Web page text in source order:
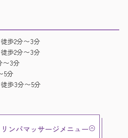
歩2分〜3分
歩2分〜3分
〜3分
5分
歩3分〜5分
ンパマッサージメニュー